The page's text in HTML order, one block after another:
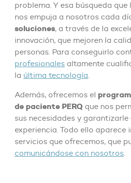
problema. Y esa búsqueda que
nos empuja a nosotros cada
soluciones, a través de la
innovación, que mejoren la
personas. Para conseguirlo
profesionales altamente
la última tecnología.
Además, ofrecemos el
de paciente PERQ que nos
sus necesidades y garantizarle
experiencia. Todo ello aparece
servicios que ofrecemos, que
comunicándose con nosotros.